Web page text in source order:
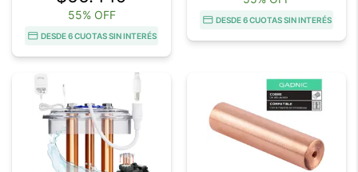
55% OFF
DESDE 6 CUOTAS SIN INTERÉS
DESDE 6 CUOTAS SIN INTERÉS